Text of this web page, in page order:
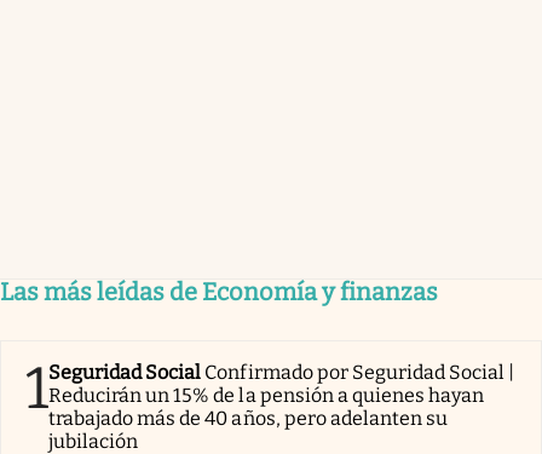
Las más leídas de Economía y finanzas
1Seguridad Social Confirmado por Seguridad Social |
Reducirán un 15% de la pensión a quienes hayan
trabajado más de 40 años, pero adelanten su
jubilación